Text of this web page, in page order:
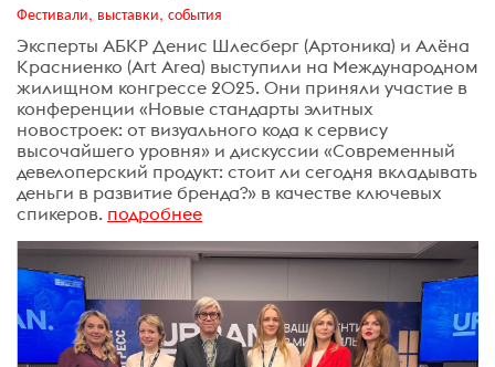
Фестивали, выставки, события
Эксперты АБКР Денис Шлесберг (Артоника) и Алёна
Красниенко (Art Area) выступили на Международном
жилищном конгрессе 2025. Они приняли участие в
конференции «Новые стандарты элитных
новостроек: от визуального кода к сервису
высочайшего уровня» и дискуссии «Современный
девелоперский продукт: стоит ли сегодня вкладывать
деньги в развитие бренда?» в качестве ключевых
спикеров. подробнее